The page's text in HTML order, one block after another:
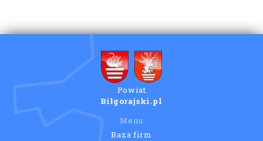
Powiat
Biłgorajski.pl
Menu
Baza firm